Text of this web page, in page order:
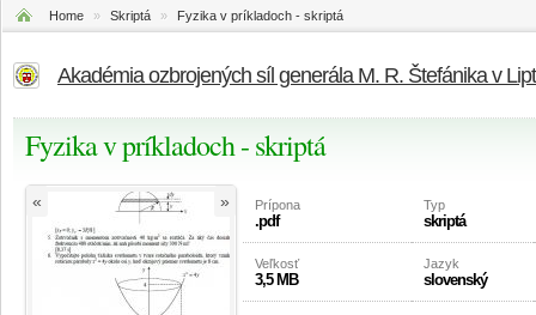
Home » Skriptá » Fyzika v príkladoch - skriptá
Akadémia ozbrojených síl generála M. R. Štefánika v
Fyzika v príkladoch - skriptá
« » Prípona
.pdf
Typ
skriptá
Veľkosť
3,5 MB
Jazyk
slovenský